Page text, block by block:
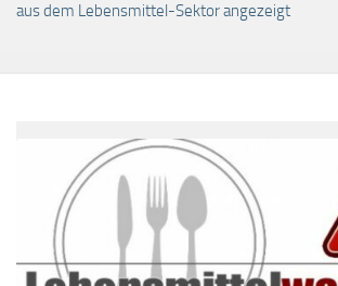
aus dem Lebensmittel-Sektor angezeigt